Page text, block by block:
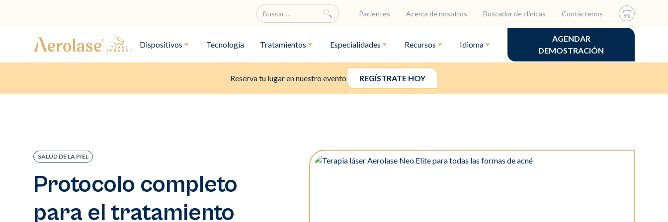
Pacientes Acerca de nosotros Buscador de clínicas Contáctenos
Dispositivos Tecnología Tratamientos Especialidades Recursos Idioma
AGENDAR
DEMOSTRACIÓN
Reserva tu lugar en nuestro evento REGÍSTRATE HOY
SALUD DE LA PIEL
Protocolo completo
para el tratamiento